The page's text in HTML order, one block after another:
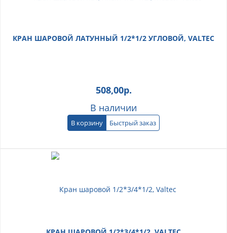
КРАН ШАРОВОЙ ЛАТУННЫЙ 1/2*1/2 УГЛОВОЙ, VALTEC
508,00р.
В наличии
В корзину Быстрый заказ